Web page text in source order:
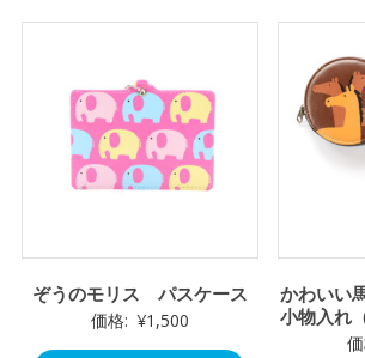
ぞうのモリス パスケース
価格: ¥1,500
かわいい
小物入れ